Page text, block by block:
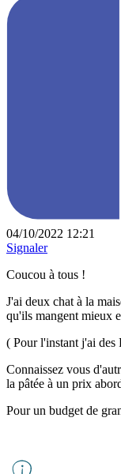
04/10/2022 12:21
Signaler
Coucou à tous !
J'ai deux chat à la
qu'ils mangent mieux
( Pour l'instant j'ai des
Connaissez vous
la pâtée à un prix
Pour un budget de